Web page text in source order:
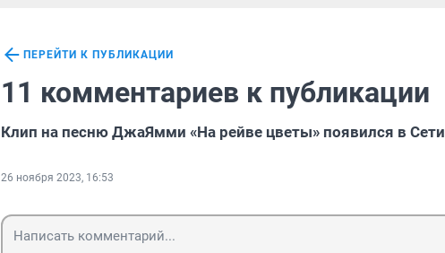
ПЕРЕЙТИ К ПУБЛИКАЦИИ
11 комментариев к публикации
Клип на песню ДжаЯмми «На рейве цветы» появился в Сети
26 ноября 2023, 16:53